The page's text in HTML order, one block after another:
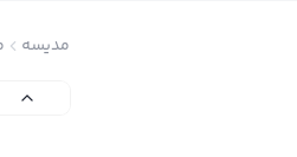
مدیسه